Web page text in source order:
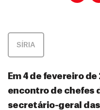
SÍRIA
Em 4 de fevereiro
encontro de chefes
secretário-geral das